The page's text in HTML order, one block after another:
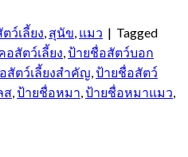
ตว์เลี้ยง, สุนัข, แมว | Tagged
สัตว์เลี้ยง,ป้ายชื่อสัตว์บอก
สัตว์เลี้ยงสำคัญ,ป้ายชื่อสัตว์
ส,ป้ายชื่อหมา,ป้ายชื่อหมาแมว,